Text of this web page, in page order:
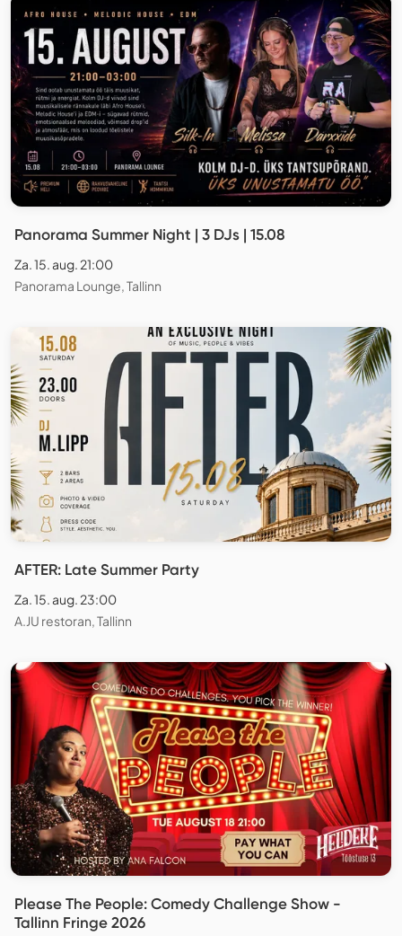
Panorama Summer Night | 3 DJs | 15.08
Za. 15. aug. 21:00
Panorama Lounge, Tallinn
AFTER: Late Summer Party
Za. 15. aug. 23:00
A.JU restoran, Tallinn
Please The People: Comedy Challenge Show -
Tallinn Fringe 2026